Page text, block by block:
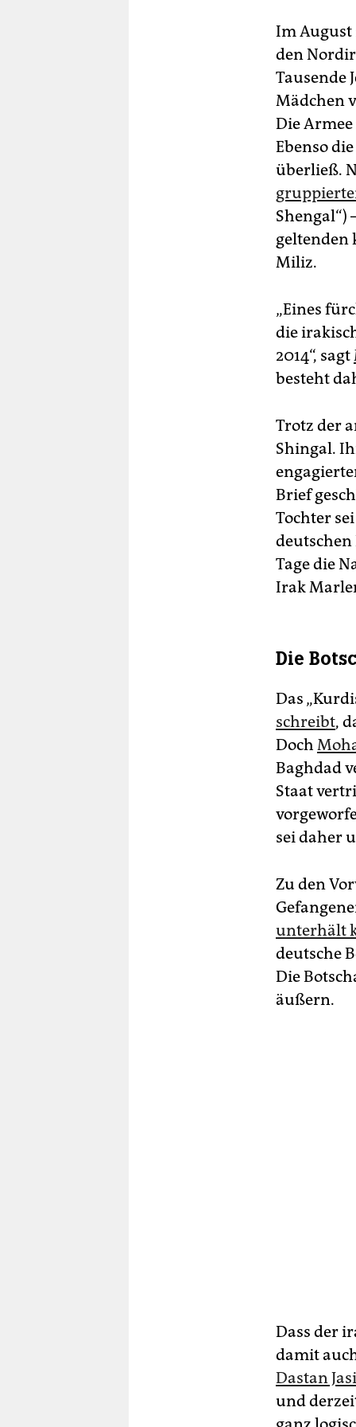
Im August
den
Tausende
Mädchen
Die
Ebenso
überließ.
geltenden
Miliz.
„Eines
die
2014“, sagt
besteht
Trotz der
Shingal.
Brief
Tochter
deutschen
Tage die
Irak
Die
Das
schreibt,
Doch
Baghdad
Staat
sei daher
Zu den
unterhält
deutsche
Die
äußern.
Dass der
damit
Dastan
und